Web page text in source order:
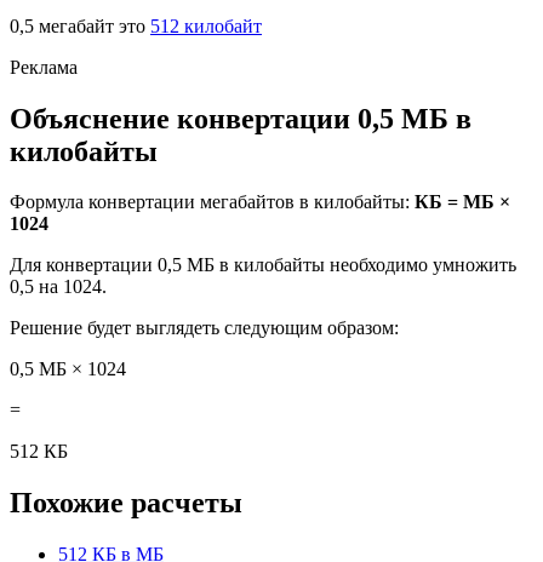
0,5 мегабайт это 512 килобайт
Объяснение конвертации 0,5 МБ в
килобайты
Формула конвертации мегабайтов в килобайты: КБ = МБ ×
1024
Для конвертации 0,5 МБ в килобайты необходимо умножить
0,5 на 1024.
Решение будет выглядеть следующим образом:
0,5 МБ × 1024
=
512 КБ
Похожие расчеты
512 КБ в МБ